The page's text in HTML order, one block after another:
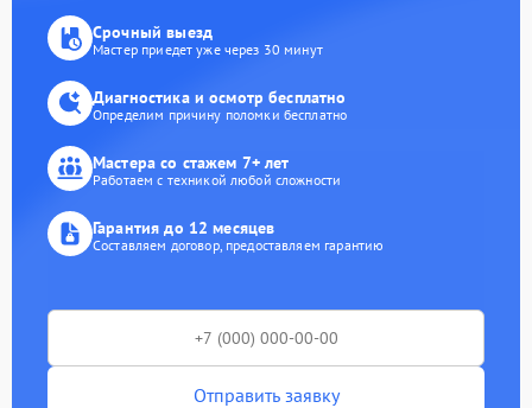
Срочный выезд
Мастер приедет уже через 30 минут
Диагностика и осмотр бесплатно
Определим причину поломки бесплатно
Мастера со стажем 7+ лет
Работаем с техникой любой сложности
Гарантия до 12 месяцев
Составляем договор, предоставляем гарантию
Отправить заявку